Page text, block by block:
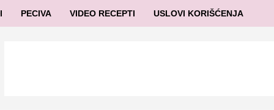
PECIVA VIDEO RECEPTI USLOVI KORIŠĆENJA